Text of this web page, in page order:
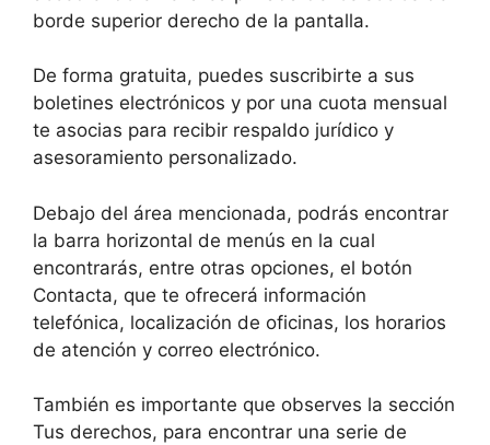
borde superior derecho de la pantalla.
De forma gratuita, puedes suscribirte a sus
boletines electrónicos y por una cuota mensual
te asocias para recibir respaldo jurídico y
asesoramiento personalizado.
Debajo del área mencionada, podrás encontrar
la barra horizontal de menús en la cual
encontrarás, entre otras opciones, el botón
Contacta, que te ofrecerá información
telefónica, localización de oficinas, los horarios
de atención y correo electrónico.
También es importante que observes la sección
Tus derechos, para encontrar una serie de